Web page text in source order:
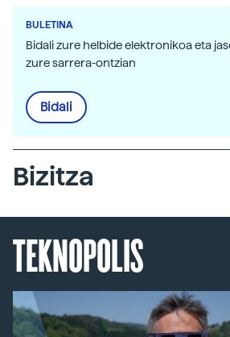
BULETINA
Bidali zure helbide elektronikoa eta
zure sarrera-ontzian
Bidali
Bizitza
TEKNOPOLIS